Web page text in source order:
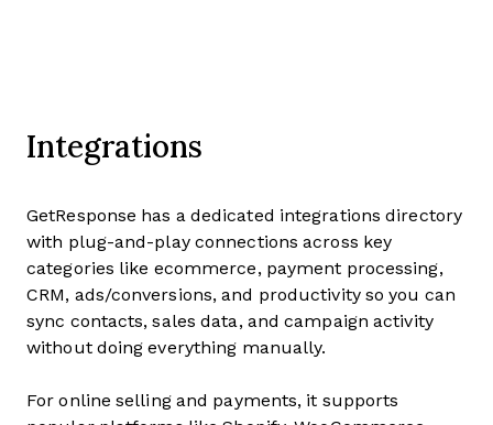
Integrations
GetResponse has a dedicated integrations directory
with plug-and-play connections across key
categories like ecommerce, payment processing,
CRM, ads/conversions, and productivity so you can
sync contacts, sales data, and campaign activity
without doing everything manually.
For online selling and payments, it supports